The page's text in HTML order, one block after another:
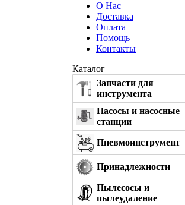
О Нас
Доставка
Оплата
Помощь
Контакты
Каталог
Запчасти для
инструмента
Насосы и насосные
станции
Пневмоинструмент
Принадлежности
Пылесосы и
пылеудаление